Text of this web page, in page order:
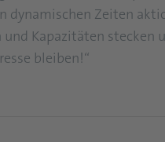
Zeiten
Kapazitäten stecken
bleiben!“